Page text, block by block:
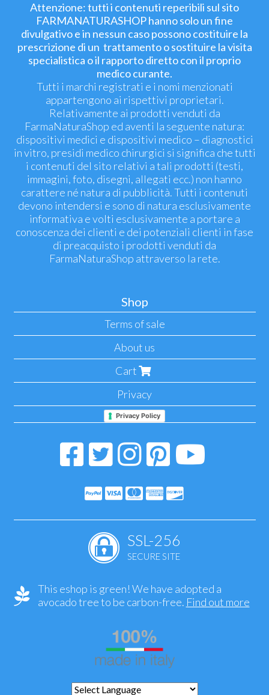
Attenzione: tutti i contenuti reperibili sul sito
FARMANATURASHOP hanno solo un fine
divulgativo e in nessun caso possono costituire la
prescrizione di un trattamento o sostituire la visita
specialistica o il rapporto diretto con il proprio
medico curante.
Tutti i marchi registrati e i nomi menzionati
appartengono ai rispettivi proprietari.
Relativamente ai prodotti venduti da
FarmaNaturaShop ed aventi la seguente natura:
dispositivi medici e dispositivi medico – diagnostici
in vitro, presidi medico chirurgici si significa che tutti
i contenuti del sito relativi a tali prodotti (testi,
immagini, foto, disegni, allegati ecc.) non hanno
carattere né natura di pubblicità. Tutti i contenuti
devono intendersi e sono di natura esclusivamente
informativa e volti esclusivamente a portare a
conoscenza dei clienti e dei potenziali clienti in fase
di preacquisto i prodotti venduti da
FarmaNaturaShop attraverso la rete.
Shop
Terms of sale
About us
Cart
Privacy
Privacy Policy
SSL-256
SECURE SITE
This eshop is green! We have adopted a
avocado tree to be carbon-free. Find out more